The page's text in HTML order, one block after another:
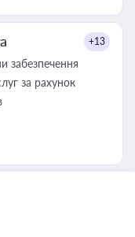
+13
забезпечення
за рахунок